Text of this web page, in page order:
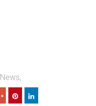
News,